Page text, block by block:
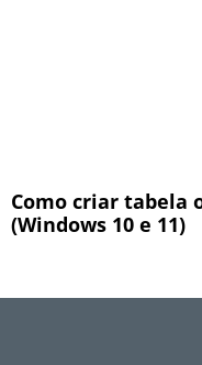
Como criar tabela
(Windows 10 e 11)